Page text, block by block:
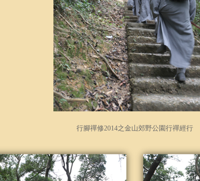
行腳禪修2014之金山郊野公園行禪經行